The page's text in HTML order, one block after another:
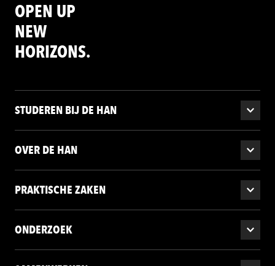
OPEN UP
NEW
HORIZONS.
STUDEREN BIJ DE HAN
OVER DE HAN
PRAKTISCHE ZAKEN
ONDERZOEK